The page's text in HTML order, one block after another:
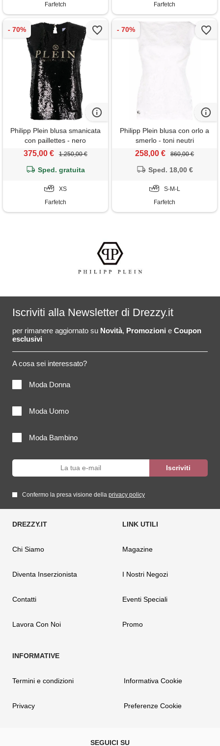
Farfetch
Farfetch
Philipp Plein blusa smanicata
con paillettes - nero
375,00 € 1.250,00 €
Sped. gratuita
XS
Farfetch
Philipp Plein blusa con orlo a
smerlo - toni neutri
258,00 € 860,00 €
Sped. 18,00 €
S-M-L
Farfetch
Iscriviti alla Newsletter di Drezzy.it
per rimanere aggiornato su Novità, Promozioni e Coupon
esclusivi
A cosa sei interessato?
Moda Donna
Moda Uomo
Moda Bambino
Confermo la presa visione della privacy policy
Chi Siamo
Diventa Inserzionista
Contatti
Lavora Con Noi
Magazine
I Nostri Negozi
Eventi Speciali
Promo
Termini e condizioni
Privacy
Informativa Cookie
Preferenze Cookie